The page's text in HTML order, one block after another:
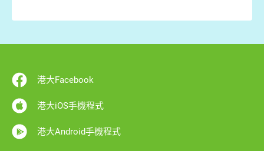
港大Facebook
港大iOS手機程式
港大Android手機程式